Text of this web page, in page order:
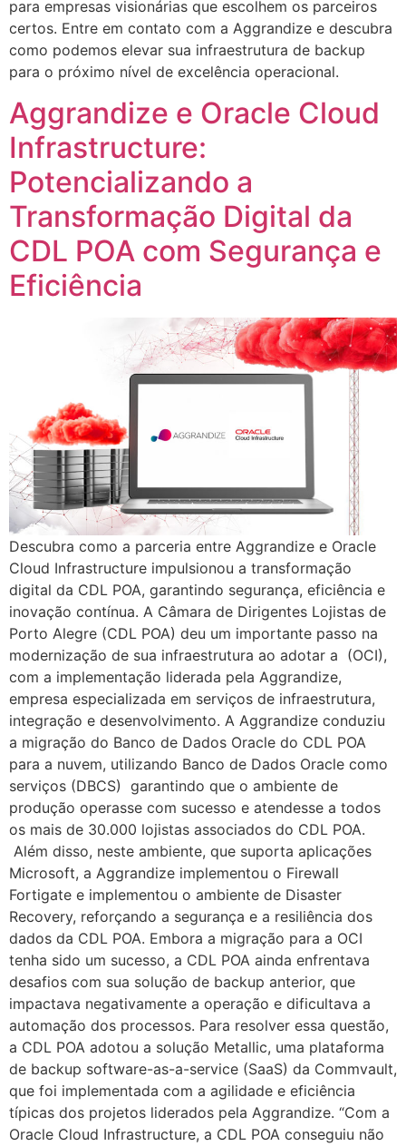
para empresas visionárias que escolhem os parceiros
certos. Entre em contato com a Aggrandize e descubra
como podemos elevar sua infraestrutura de backup
para o próximo nível de excelência operacional.
Aggrandize e Oracle Cloud
Infrastructure:
Potencializando a
Transformação Digital da
CDL POA com Segurança e
Eficiência
Descubra como a parceria entre Aggrandize e Oracle
Cloud Infrastructure impulsionou a transformação
digital da CDL POA, garantindo segurança, eficiência e
inovação contínua. A Câmara de Dirigentes Lojistas de
Porto Alegre (CDL POA) deu um importante passo na
modernização de sua infraestrutura ao adotar a (OCI),
com a implementação liderada pela Aggrandize,
empresa especializada em serviços de infraestrutura,
integração e desenvolvimento. A Aggrandize conduziu
a migração do Banco de Dados Oracle do CDL POA
para a nuvem, utilizando Banco de Dados Oracle como
serviços (DBCS) garantindo que o ambiente de
produção operasse com sucesso e atendesse a todos
os mais de 30.000 lojistas associados do CDL POA.
Além disso, neste ambiente, que suporta aplicações
Microsoft, a Aggrandize implementou o Firewall
Fortigate e implementou o ambiente de Disaster
Recovery, reforçando a segurança e a resiliência dos
dados da CDL POA. Embora a migração para a OCI
tenha sido um sucesso, a CDL POA ainda enfrentava
desafios com sua solução de backup anterior, que
impactava negativamente a operação e dificultava a
automação dos processos. Para resolver essa questão,
a CDL POA adotou a solução Metallic, uma plataforma
de backup software-as-a-service (SaaS) da Commvault,
que foi implementada com a agilidade e eficiência
típicas dos projetos liderados pela Aggrandize. “Com a
Oracle Cloud Infrastructure, a CDL POA conseguiu não